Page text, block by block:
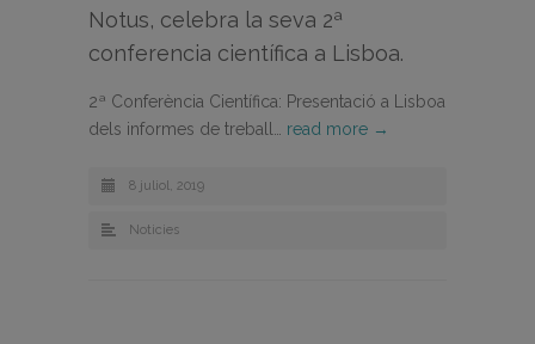
Notus, celebra la seva 2ª
conferencia científica a Lisboa.
2ª Conferència Científica: Presentació a Lisboa
dels informes de treball… read more →
8 juliol, 2019
Noticies